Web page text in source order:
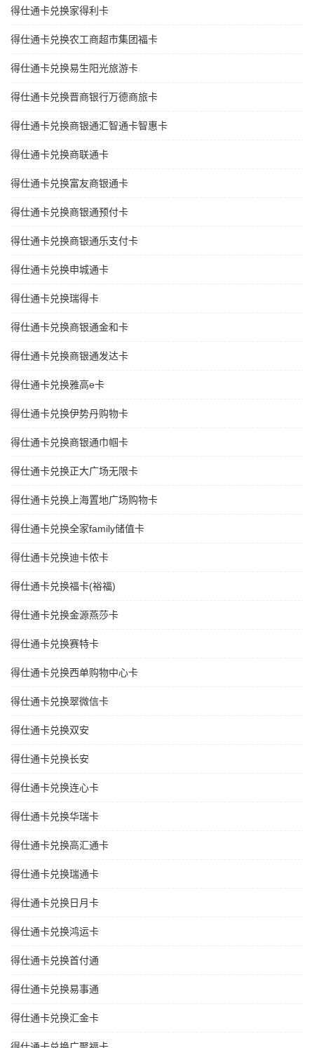
得仕通卡兑换家得利卡
得仕通卡兑换农工商超市集团福卡
得仕通卡兑换易生阳光旅游卡
得仕通卡兑换晋商银行万德商旅卡
得仕通卡兑换商银通汇智通卡智惠卡
得仕通卡兑换商联通卡
得仕通卡兑换富友商银通卡
得仕通卡兑换商银通预付卡
得仕通卡兑换商银通乐支付卡
得仕通卡兑换申城通卡
得仕通卡兑换瑞得卡
得仕通卡兑换商银通金和卡
得仕通卡兑换商银通发达卡
得仕通卡兑换雅高e卡
得仕通卡兑换伊势丹购物卡
得仕通卡兑换商银通巾帼卡
得仕通卡兑换正大广场无限卡
得仕通卡兑换上海置地广场购物卡
得仕通卡兑换全家family储值卡
得仕通卡兑换迪卡侬卡
得仕通卡兑换福卡(裕福)
得仕通卡兑换金源燕莎卡
得仕通卡兑换赛特卡
得仕通卡兑换西单购物中心卡
得仕通卡兑换翠微信卡
得仕通卡兑换双安
得仕通卡兑换长安
得仕通卡兑换连心卡
得仕通卡兑换华瑞卡
得仕通卡兑换高汇通卡
得仕通卡兑换瑞通卡
得仕通卡兑换日月卡
得仕通卡兑换鸿运卡
得仕通卡兑换首付通
得仕通卡兑换易事通
得仕通卡兑换汇金卡